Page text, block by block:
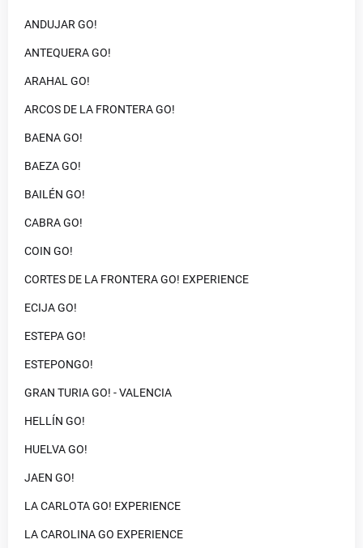
ANDUJAR GO!
ANTEQUERA GO!
ARAHAL GO!
ARCOS DE LA FRONTERA GO!
BAENA GO!
BAEZA GO!
BAILÉN GO!
CABRA GO!
COIN GO!
CORTES DE LA FRONTERA GO! EXPERIENCE
ECIJA GO!
ESTEPA GO!
ESTEPONGO!
GRAN TURIA GO! - VALENCIA
HELLÍN GO!
HUELVA GO!
JAEN GO!
LA CARLOTA GO! EXPERIENCE
LA CAROLINA GO EXPERIENCE